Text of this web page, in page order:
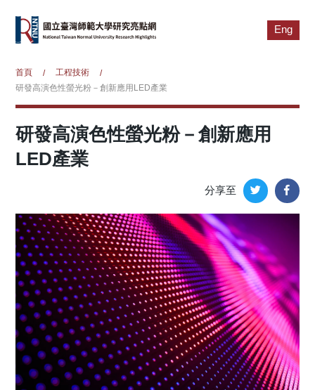
Eng
首頁 / 工程技術
/
研發高演色性螢光粉－創新應用LED產業
研發高演色性螢光粉－創新應用
LED產業
分享至